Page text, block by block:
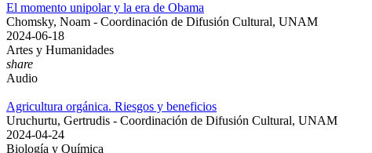
El momento unipolar y la era de Obama
Chomsky, Noam - Coordinación de Difusión Cultural, UNAM
2024-06-18
Artes y Humanidades
share
Audio
Agricultura orgánica. Riesgos y beneficios
Uruchurtu, Gertrudis - Coordinación de Difusión Cultural, UNAM
2024-04-24
Biología y Química